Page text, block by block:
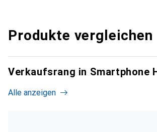
Produkte vergleichen
Verkaufsrang in Smartphone
Alle anzeigen